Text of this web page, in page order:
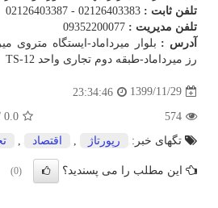
تلفن ثابت : 02126403383 - 02126403387
تلفن مدیریت :
آدرس : بلوار میرداماد-ایستگاه متروی
رز میرداماد-طبقه دوم تجاری واحد TS-12
1399/11/29
23:34:46
574
0.0
تگهای خبر:
رپورتاژ اقتصاد
این مطلب را می پسندید؟ (0)